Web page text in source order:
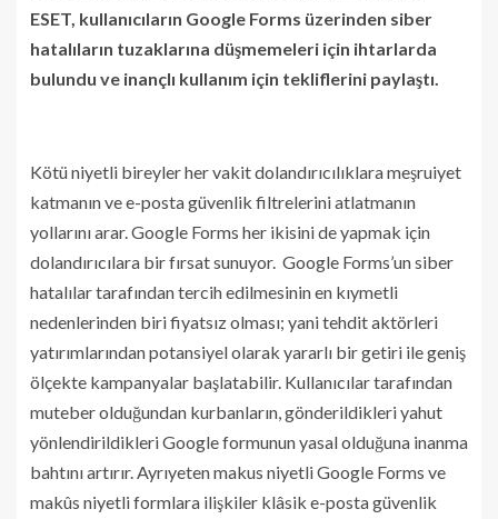
ESET, kullanıcıların Google Forms üzerinden siber
hatalıların tuzaklarına düşmemeleri için ihtarlarda
bulundu ve inançlı kullanım için tekliflerini paylaştı.
Kötü niyetli bireyler her vakit dolandırıcılıklara meşruiyet
katmanın ve e-posta güvenlik filtrelerini atlatmanın
yollarını arar. Google Forms her ikisini de yapmak için
dolandırıcılara bir fırsat sunuyor. Google Forms’un siber
hatalılar tarafından tercih edilmesinin en kıymetli
nedenlerinden biri fiyatsız olması; yani tehdit aktörleri
yatırımlarından potansiyel olarak yararlı bir getiri ile geniş
ölçekte kampanyalar başlatabilir. Kullanıcılar tarafından
muteber olduğundan kurbanların, gönderildikleri yahut
yönlendirildikleri Google formunun yasal olduğuna inanma
bahtını artırır. Ayrıyeten makus niyetli Google Forms ve
makûs niyetli formlara ilişkiler klâsik e-posta güvenlik